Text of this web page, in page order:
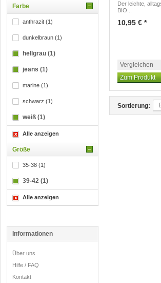
Farbe
anthrazit (1)
dunkelbraun (1)
hellgrau (1)
jeans (1)
marine (1)
schwarz (1)
weiß (1)
Alle anzeigen
Größe
35-38 (1)
39-42 (1)
Alle anzeigen
Informationen
Über uns
Hilfe / FAQ
Kontakt
Der leichte,
BIO...
10,95 € *
Vergleichen
Zum Produkt
Sortierung: